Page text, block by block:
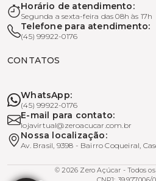
Horário de atendimento:
Segunda a sexta-feira das 08h às 17h
Telefone para atendimento:
(45) 99922-0176
CONTATOS
WhatsApp:
(45) 99922-0176
E-mail para contato:
lojavirtual@zeroacucar.com.br
Nossa localização:
Av. Brasil, 9398 - Bairro Coqueiral,
© 2026 Zero Açúcar - Todos